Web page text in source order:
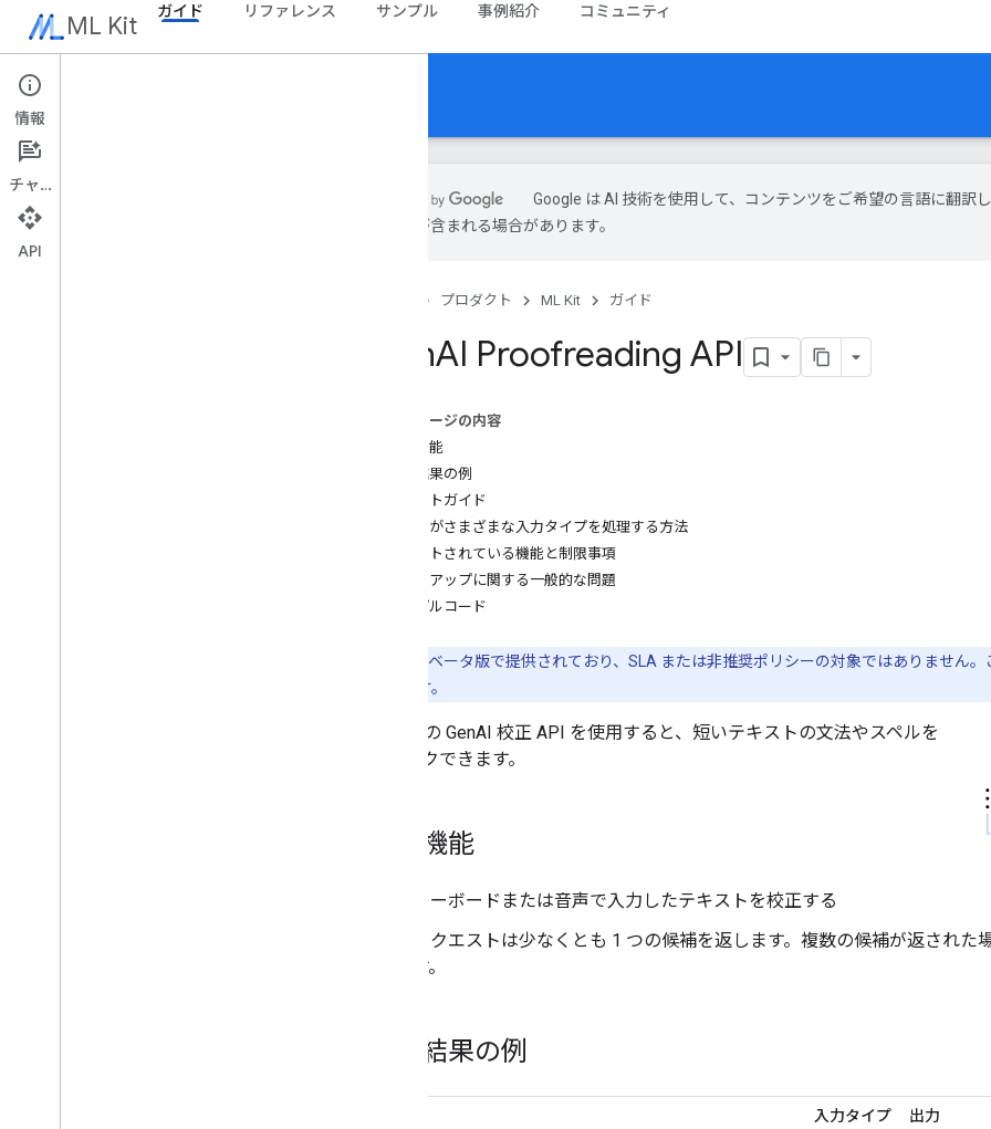
ML Kit ガイド リファレンス サンプル 事例紹介 コミュニティ
ガイド
概要
Google は AI 技術を使用して、コンテンツをご希望の言語に翻訳
は誤りが含まれる場合があります。
プロダクト ML Kit ガイド
GenAI Proofreading API
このページの内容
主な機能
検索結果の例
スタートガイド
モデルがさまざまな入力タイプを処理する方法
サポートされている機能と制限事項
セットアップに関する一般的な問題
サンプルコード
この API はベータ版で提供されており、SLA または非推奨ポリシーの対象ではありません
能性があります。
ML Kit の GenAI 校正 API を使用すると、短いテキストの文法やスペルを
チェックできます。
主な機能
キーボードまたは音声で入力したテキストを校正する
リクエストは少なくとも 1 つの候補を返します。複数の候補が返され
す。
検索結果の例
入力タイプ 出力
情報
チャット
API